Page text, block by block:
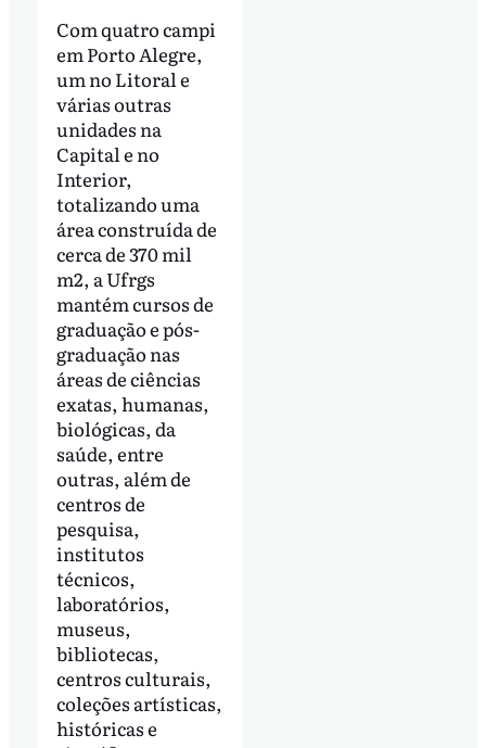
Com quatro campi
em Porto Alegre,
um no Litoral e
várias outras
unidades na
Capital e no
Interior,
totalizando uma
área construída de
cerca de 370 mil
m2, a Ufrgs
mantém cursos de
graduação e pós-
graduação nas
áreas de ciências
exatas, humanas,
biológicas, da
saúde, entre
outras, além de
centros de
pesquisa,
institutos
técnicos,
laboratórios,
museus,
bibliotecas,
centros culturais,
coleções artísticas,
históricas e